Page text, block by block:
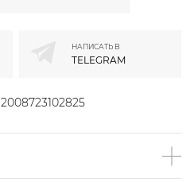
2008723102825
НАПИСАТЬ В
TELEGRAM